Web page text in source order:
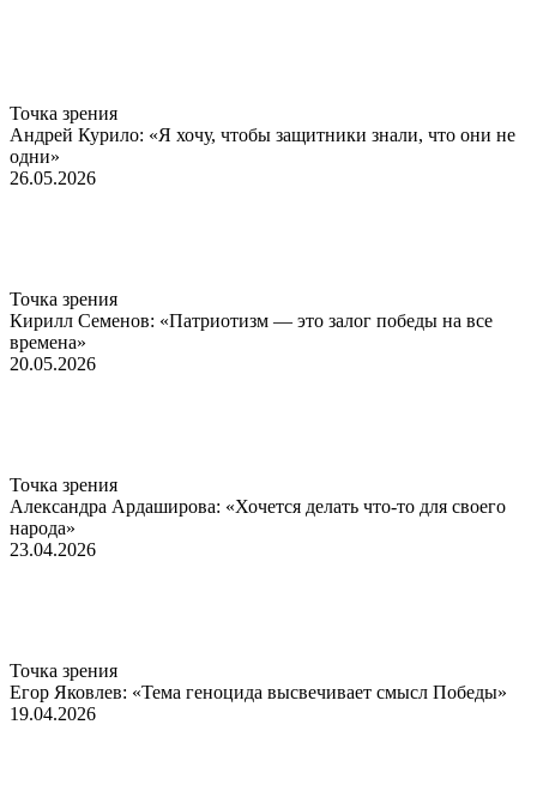
Точка зрения
Андрей Курило: «Я хочу, чтобы защитники знали, что они не
одни»
26.05.2026
Точка зрения
Кирилл Семенов: «Патриотизм — это залог победы на все
времена»
20.05.2026
Точка зрения
Александра Ардаширова: «Хочется делать что-то для своего
народа»
23.04.2026
Точка зрения
Егор Яковлев: «Тема геноцида высвечивает смысл Победы»
19.04.2026